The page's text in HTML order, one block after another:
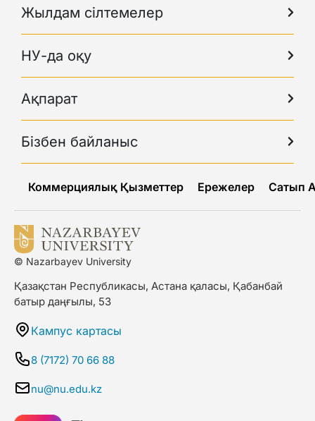
Жылдам сілтемелер
НУ-да оқу
Ақпарат
Бізбен байланыс
Коммерциялық Қызметтер Ережелер Сатып
© Nazarbayev University
Қазақстан Республикасы, Астана қаласы, Қабанбай
батыр даңғылы, 53
Кампус картасы
8 (7172) 70 66 88
nu@nu.edu.kz